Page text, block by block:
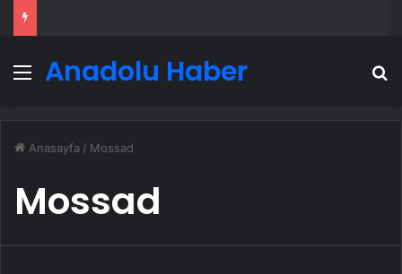
Menü
Anadolu Haber
Anasayfa / Mossad
Mossad